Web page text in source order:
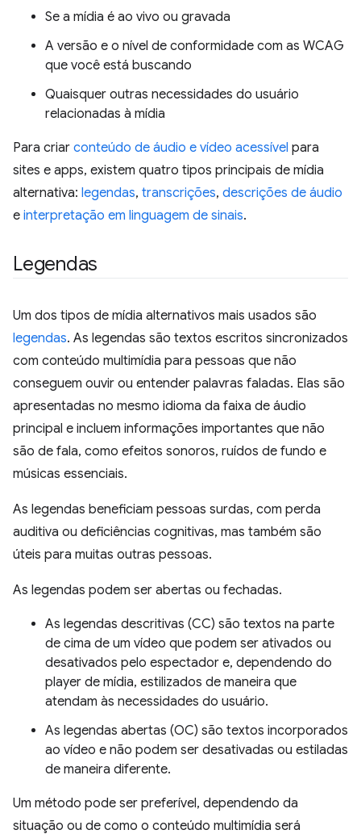
Se a mídia é ao vivo ou gravada
A versão e o nível de conformidade com as WCAG
que você está buscando
Quaisquer outras necessidades do usuário
relacionadas à mídia
Para criar conteúdo de áudio e vídeo acessível para
sites e apps, existem quatro tipos principais de mídia
alternativa: legendas, transcrições, descrições de áudio
e interpretação em linguagem de sinais.
Legendas
Um dos tipos de mídia alternativos mais usados são
legendas. As legendas são textos escritos sincronizados
com conteúdo multimídia para pessoas que não
conseguem ouvir ou entender palavras faladas. Elas são
apresentadas no mesmo idioma da faixa de áudio
principal e incluem informações importantes que não
são de fala, como efeitos sonoros, ruídos de fundo e
músicas essenciais.
As legendas beneficiam pessoas surdas, com perda
auditiva ou deficiências cognitivas, mas também são
úteis para muitas outras pessoas.
As legendas podem ser abertas ou fechadas.
As legendas descritivas (CC) são textos na parte
de cima de um vídeo que podem ser ativados ou
desativados pelo espectador e, dependendo do
player de mídia, estilizados de maneira que
atendam às necessidades do usuário.
As legendas abertas (OC) são textos incorporados
ao vídeo e não podem ser desativadas ou estiladas
de maneira diferente.
Um método pode ser preferível, dependendo da
situação ou de como o conteúdo multimídia será